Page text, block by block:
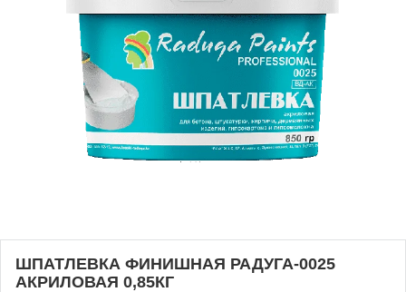
ШПАТЛЕВКА ФИНИШНАЯ РАДУГА-0025
АКРИЛОВАЯ 0,85КГ